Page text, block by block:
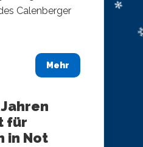
Calenberger
Mehr
für
in Not